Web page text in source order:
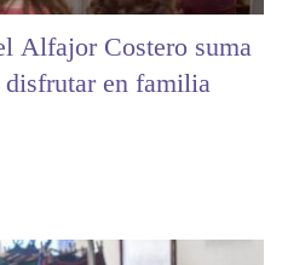
Alfajor Costero suma
disfrutar en familia